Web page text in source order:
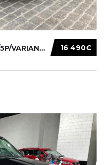
16 490€
VOLKSWAGEN GOLF VII(AU)3/5P/VARIANT(12-16 20...